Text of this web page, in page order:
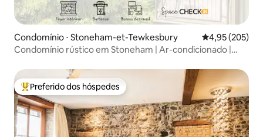
Condomínio ⋅ Stoneham-et-Tewkesbury 4,95 de uma
4,95 (205)
Condomínio rústico em Stoneham | Ar-condicionado |
Entre os melhores preferidos dos hóspedes
Preferido dos hóspedes